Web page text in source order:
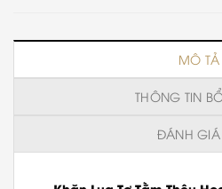
MÔ TẢ
THÔNG TIN
ĐÁNH